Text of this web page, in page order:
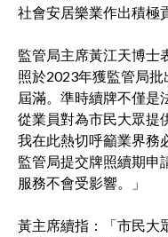
社會安居樂業作出積極
監管局主席黃江天博士
照於2023年獲監管局
屆滿。準時續牌不僅是
從業員對為市民大眾提
我在此熱切呼籲業界務
監管局提交牌照續期申
服務不會受影響。」
黃主席續指：「市民大